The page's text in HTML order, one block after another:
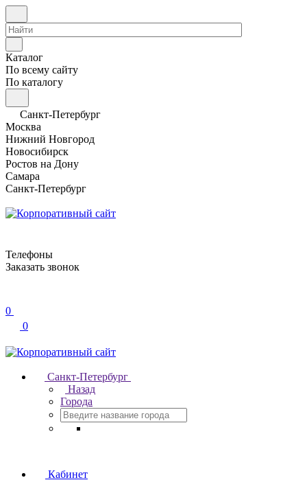
Каталог
По всему сайту
По каталогу
Санкт-Петербург
Москва
Нижний Новгород
Новосибирск
Ростов на Дону
Самара
Санкт-Петербург
Телефоны
Заказать звонок
0
0
Санкт-Петербург
Назад
Города
Кабинет